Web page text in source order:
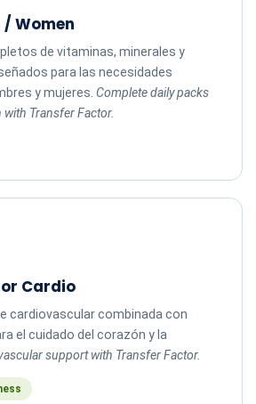
Women
de vitaminas, minerales y
para las necesidades
y mujeres. Complete daily packs
Transfer Factor.
Cardio
cardiovascular combinada con
el cuidado del corazón y la
support with Transfer Factor.